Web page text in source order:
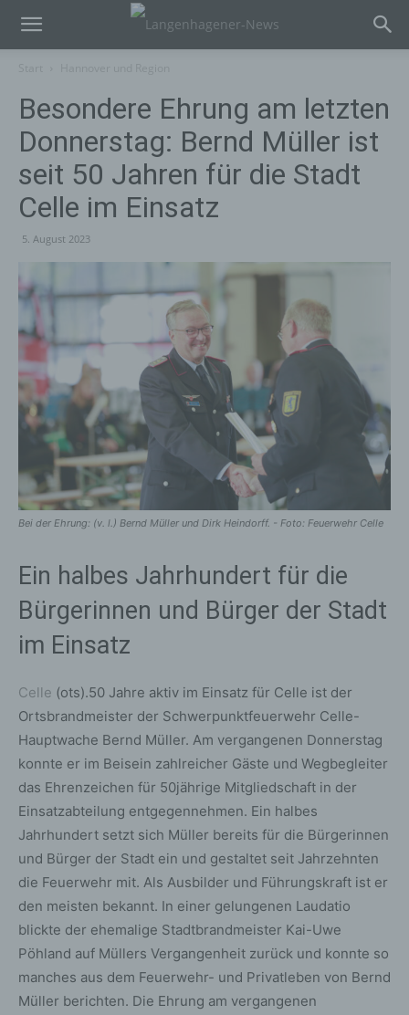
Besondere Ehrung am letzten
Donnerstag: Bernd Müller ist
seit 50 Jahren für die Stadt
Celle im Einsatz
5. August 2023
Bei der Ehrung: (v. l.) Bernd Müller und Dirk Heindorff. - Foto: Feuerwehr Celle
Ein halbes Jahrhundert für die
Bürgerinnen und Bürger der Stadt
im Einsatz
Celle (ots).50 Jahre aktiv im Einsatz für Celle ist der
Ortsbrandmeister der Schwerpunktfeuerwehr Celle-
Hauptwache Bernd Müller. Am vergangenen Donnerstag
konnte er im Beisein zahlreicher Gäste und Wegbegleiter
das Ehrenzeichen für 50jährige Mitgliedschaft in der
Einsatzabteilung entgegennehmen. Ein halbes
Jahrhundert setzt sich Müller bereits für die Bürgerinnen
und Bürger der Stadt ein und gestaltet seit Jahrzehnten
die Feuerwehr mit. Als Ausbilder und Führungskraft ist er
den meisten bekannt. In einer gelungenen Laudatio
blickte der ehemalige Stadtbrandmeister Kai-Uwe
Pöhland auf Müllers Vergangenheit zurück und konnte so
manches aus dem Feuerwehr- und Privatleben von Bernd
Müller berichten. Die Ehrung am vergangenen